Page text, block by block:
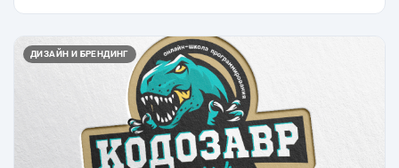
ДИЗАЙН И БРЕНДИНГ